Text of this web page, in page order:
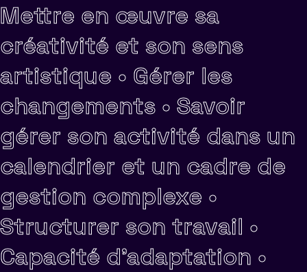
Mettre en œuvre sa
créativité et son sens
artistique • Gérer les
changements • Savoir
gérer son activité dans un
calendrier et un cadre de
gestion complexe •
Structurer son travail •
Capacité d'adaptation •